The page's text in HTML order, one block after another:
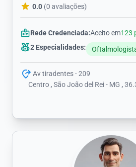
0.0 (0 avaliações)
Rede Credenciada:Aceito em123
2 Especialidades:
Av tiradentes - 209
Centro , São João del Rei - MG ,